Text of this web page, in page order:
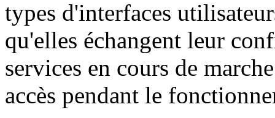
types d'interfaces
qu'elles échangent leur
services en cours de
accès pendant le